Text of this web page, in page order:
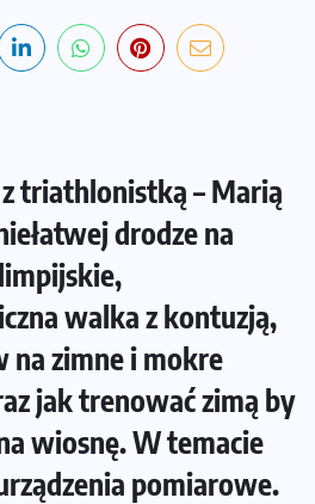
triathlonistką – Marią
drodze na
walka z kontuzją,
na zimne i mokre
jak trenować zimą by
wiosnę. W temacie
pomiarowe.